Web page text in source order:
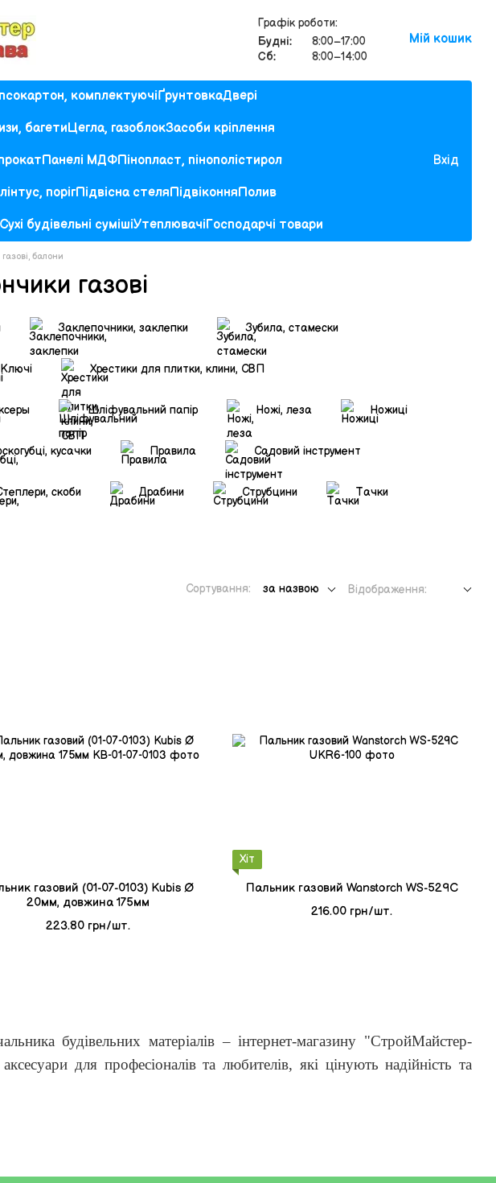
Графік роботи:
Будні:
8:00–17:00
Сб:
8:00–14:00
Мій кошик
комплектуючіҐрунтовкаДвері
багетиЦегла, газоблокЗасоби кріплення
Панелі МДФПінопласт, пінополістирол
порігПідвісна стеляПідвіконняПолив
Сухі будівельні сумішіУтеплювачіГосподарчі товари
Вхід
газові, балони
газові
Заклепочники, заклепки Зубила, стамески
Ключі Хрестики для плитки, клини, СВП
Шліфувальний папір Ножі, леза Ножиці
кусачки Правила Садовий інструмент
скоби Драбини Струбцини Тачки
Сортування: за назвою Відображення:
будівельних матеріалів – інтернет-магазину "СтройМайстер-
для професіоналів та любителів, які цінують надійність та
для кожного завдання. Висока ефективність, надійність та
газовий (01-07-0103) Kubis Ø
20мм, довжина 175мм
223.80 грн/шт.
Хіт
Пальник газовий Wanstorch WS-529C
216.00 грн/шт.